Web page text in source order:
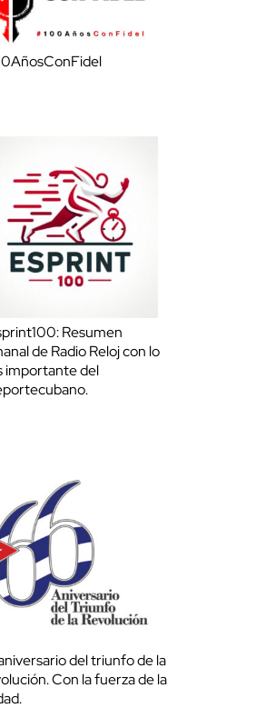
Resumen
de Radio Reloj con lo
importante del
del triunfo de la
Con la fuerza de la